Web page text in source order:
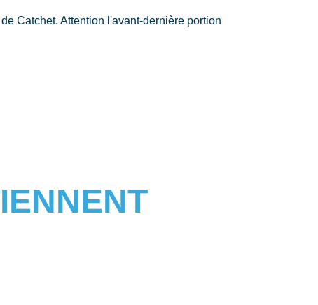
Catchet. Attention l'avant-dernière portion